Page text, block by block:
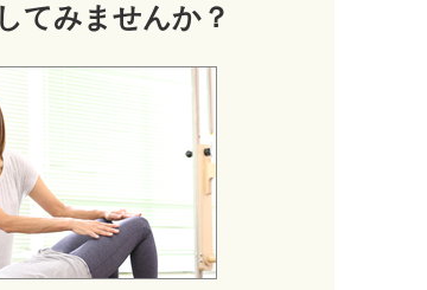
てみませんか？